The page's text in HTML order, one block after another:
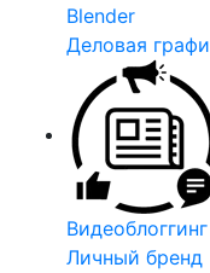
Blender
Деловая
Видеоблоггинг
Личный бренд